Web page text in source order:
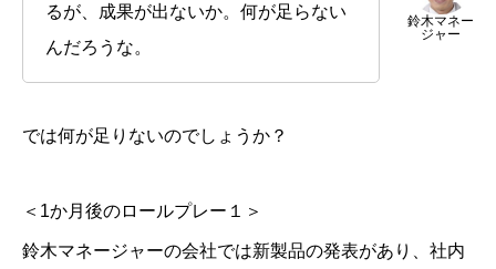
鈴木マネー
ジャー
るが、成果が出ないか。何が足らない
んだろうな。
では何が足りないのでしょうか？
＜1か月後のロールプレー１＞
鈴木マネージャーの会社では新製品の発表があり、社内